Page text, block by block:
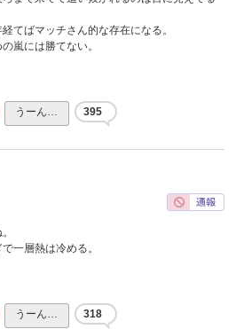
てばマッチさん的な存在になる。
嵐には勝てない。
うーん… 395
一層熱は冷める。
うーん… 318